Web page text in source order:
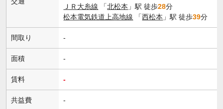
ＪＲ大糸線 「北松本 」駅 徒歩28分
松本電気鉄道上高地線 「西松本 」駅 徒歩39分
間取り -
面積 -
賃料 -
共益費 -